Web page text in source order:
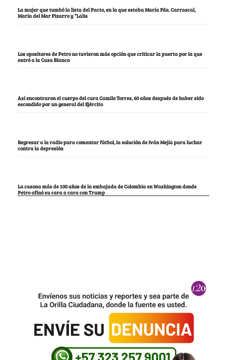
La mujer que tumbó la lista del Pacto, en la que estaba María Fda. Carrascal,
María del Mar Pizarro y “Lalis
Los opositores de Petro no tuvieron más opción que criticar la puerta por la que
entró a la Casa Blanca
Así encontraron el cuerpo del cura Camilo Torres, 60 años después de haber sido
escondido por un general del Ejército
Regresar a la radio para comentar fútbol, la solución de Iván Mejía para luchar
contra la depresión
La casona más de 100 años de la embajada de Colombia en Washington donde
Petro afinó su cara a cara con Trump